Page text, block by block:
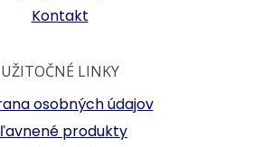
Kontakt
UŽITOČNÉ LINKY
osobných údajov
produkty